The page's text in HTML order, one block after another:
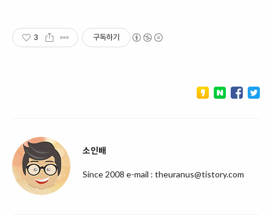
3 구독하기
소인배
Since 2008 e-mail : theuranus@tistory.com